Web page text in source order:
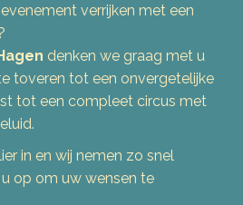
verrijken met een
denken we graag met u
toveren tot een onvergetelijke
tot een compleet circus met
in en wij nemen zo snel
op om uw wensen te